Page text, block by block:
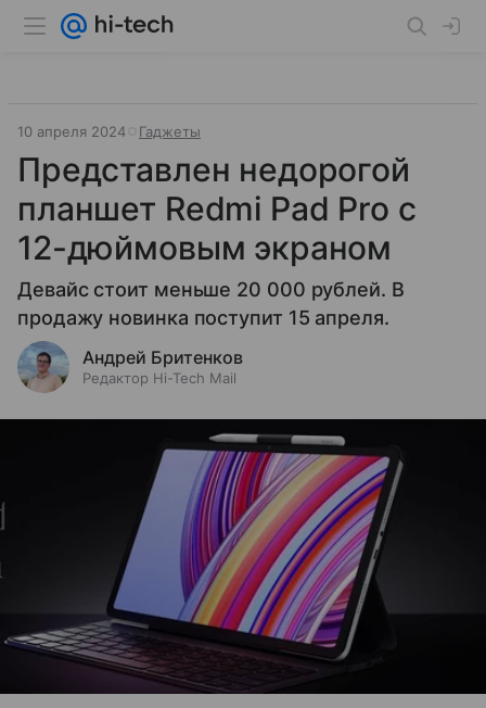
10 апреля 2024 Гаджеты
Представлен недорогой
планшет Redmi Pad Pro c
12-дюймовым экраном
Девайс стоит меньше 20 000 рублей. В
продажу новинка поступит 15 апреля.
Андрей Бритенков
Редактор Hi-Tech Mail